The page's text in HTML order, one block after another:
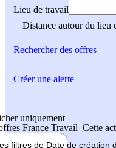
Lieu de travail
Distance autour du lieu
Rechercherdes offres
uniquement
France Travail Cette
filtres de Date de création
Créer une alerte